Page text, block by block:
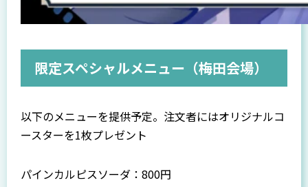
限定スペシャルメニュー（梅田会場）
以下のメニューを提供予定。注文者にはオリジナルコ
ースターを1枚プレゼント
パインカルピスソーダ：800円